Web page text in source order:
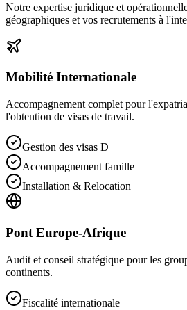
Notre expertise juridique et
géographiques et vos recrutements à
Mobilité Internationale
Accompagnement complet pour
l'obtention de visas de travail.
Gestion des visas D
Accompagnement famille
Installation & Relocation
Pont Europe-Afrique
Audit et conseil stratégique pour les
continents.
Fiscalité internationale